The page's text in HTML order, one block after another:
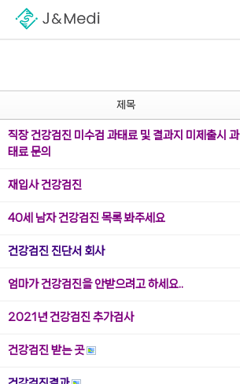
제목
직장 건강검진 미수검 과태료 및 결과지 미제출시 과
태료 문의
재입사 건강검진
40세 남자 건강검진 목록 봐주세요
건강검진 진단서 회사
엄마가 건강검진을 안받으려고 하세요..
2021년 건강검진 추가검사
건강검진 받는 곳